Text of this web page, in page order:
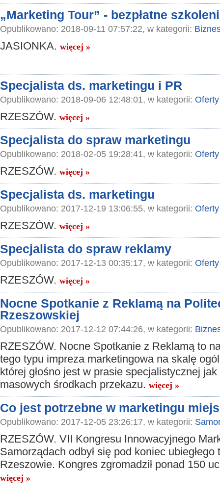
„Marketing Tour” - bezpłatne
Opublikowano: 2018-09-11 07:57:22, w kategorii:
JASIONKA. więcej »
Specjalista ds. marketingu i PR
Opublikowano: 2018-09-06 12:48:01, w kategorii:
RZESZÓW. więcej »
Specjalista do spraw marketingu
Opublikowano: 2018-02-05 19:28:41, w kategorii:
RZESZÓW. więcej »
Specjalista ds. marketingu
Opublikowano: 2017-12-19 13:06:55, w kategorii:
RZESZÓW. więcej »
Specjalista do spraw reklamy
Opublikowano: 2017-12-13 00:35:17, w kategorii:
RZESZÓW. więcej »
Nocne Spotkanie z Reklamą na
Rzeszowskiej
Opublikowano: 2017-12-12 07:44:26, w kategorii:
RZESZÓW. Nocne Spotkanie z Reklamą to
tego typu impreza marketingowa na skalę
której głośno jest w prasie specjalistycznej
masowych środkach przekazu. więcej »
Co jest potrzebne w marketingu
Opublikowano: 2017-12-05 23:26:17, w kategorii:
RZESZÓW. VII Kongresu Innowacyjnego
Samorządach odbył się pod koniec ubiegłego
Rzeszowie. Kongres zgromadził ponad 150
więcej »